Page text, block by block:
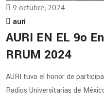
9 octubre, 2024
auri
AURI EN EL 9o
RRUM 2024
AURI tuvo el honor de
Radios Universitarias de